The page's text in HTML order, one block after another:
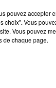
est
pouvez accepter
choix". Vous
Vous pouvez
de chaque page.